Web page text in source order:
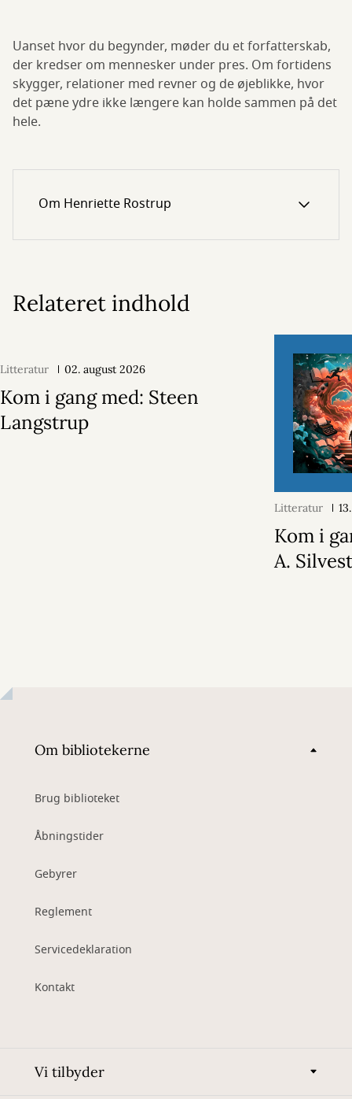
Uanset hvor du begynder, møder du et forfatterskab,
der kredser om mennesker under pres. Om fortidens
skygger, relationer med revner og de øjeblikke, hvor
det pæne ydre ikke længere kan holde sammen på det
hele.
Om Henriette Rostrup
Relateret indhold
Litteratur 02. august 2026
Kom i gang med: Steen
Langstrup
Litteratur
Kom i
A.
Om bibliotekerne
Brug biblioteket
Åbningstider
Gebyrer
Reglement
Servicedeklaration
Kontakt
Vi tilbyder